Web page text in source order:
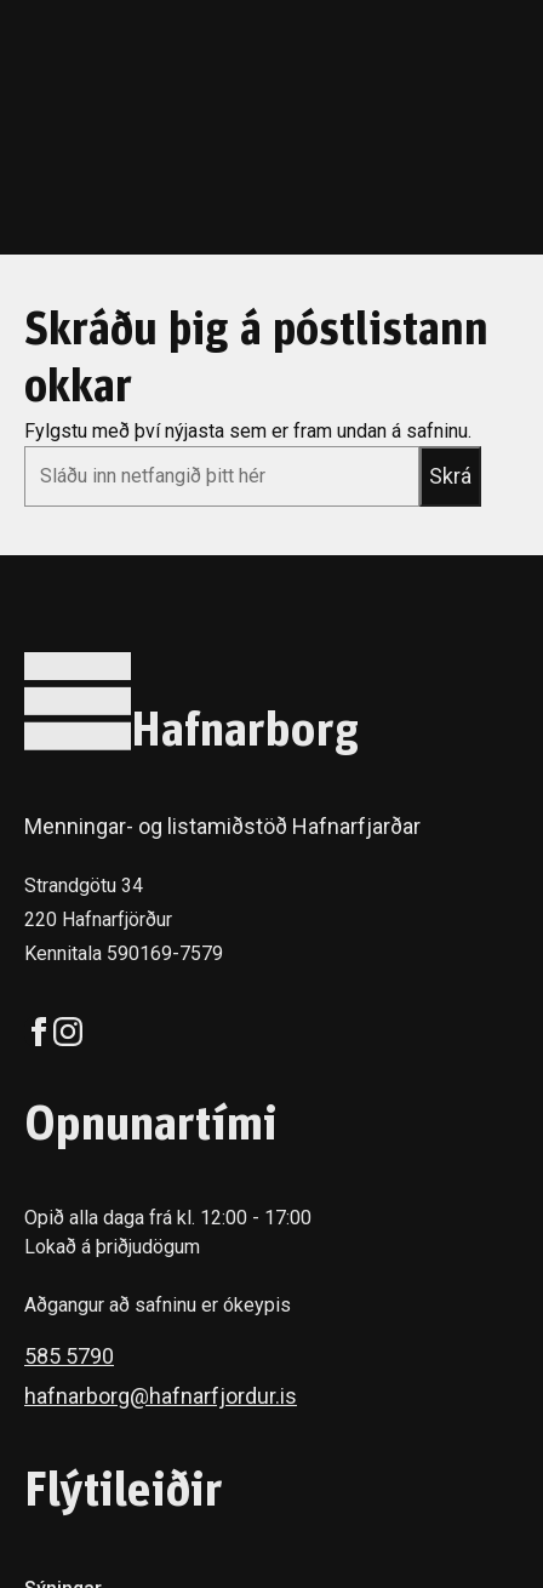
Skráðu þig á póstlistann
okkar
Fylgstu með því nýjasta sem er fram undan á safninu.
Hafnarborg
Menningar- og listamiðstöð Hafnarfjarðar
Strandgötu 34
220 Hafnarfjörður
Kennitala 590169-7579
Opnunartími
Opið alla daga frá kl. 12:00 - 17:00
Lokað á þriðjudögum
Aðgangur að safninu er ókeypis
585 5790
hafnarborg@hafnarfjordur.is
Flýtileiðir